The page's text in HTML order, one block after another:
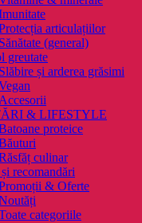
articulațiilor
Sănătate (general)
greutate
Slăbire și arderea grăsimi
Accesorii
& LIFESTYLE
proteice
culinar
recomandări
& Oferte
categoriile